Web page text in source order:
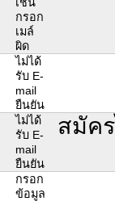
กรอก
เมล์
ผิด
ไม่ได้
รับ E-
mail
ยืนยัน
ไม่ได้
รับ E-
mail
ยืนยัน
สมัค
กรอก
ข้อมูล